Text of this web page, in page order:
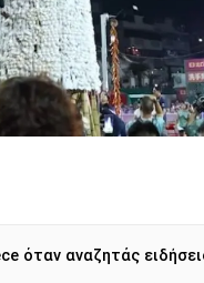
όταν αναζητάς